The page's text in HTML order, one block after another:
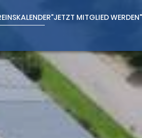
"JETZT MITGLIED WERDEN"